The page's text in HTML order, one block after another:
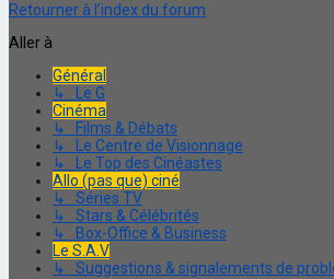
Retourner à l’index du forum
Aller à
Général
↳ Le G
Cinéma
↳ Films & Débats
↳ Le Centre de Visionnage
↳ Le Top des Cinéastes
Allo (pas que) ciné
↳ Séries TV
↳ Stars & Célébrités
↳ Box-Office & Business
Le S.A.V
↳ Suggestions & signalements de